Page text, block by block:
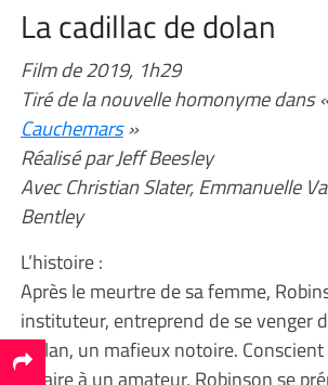
La cadillac de dolan
Film de 2019, 1h29
Tiré de la nouvelle homonyme dans
Cauchemars»
Réalisé par Jeff Beesley
Avec Christian Slater, Emmanuelle
Bentley
L’histoire :
Après le meurtre de sa femme,
instituteur, entreprend de se venger
Dolan, un mafieux notoire.
affaire à un amateur, Robinson se